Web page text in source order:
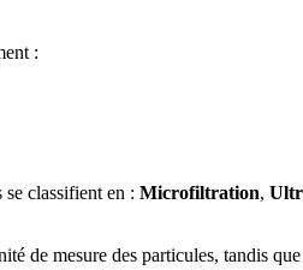
:
classifient en : Microfiltration,
de mesure des particules, tandis